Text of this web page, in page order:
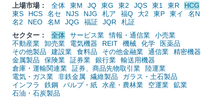
上場市場：
全体 東M JQ 東G 東2 JQS 東1 東R
HCG
東S
HCS 名セ NJS NJG 札ア 福Q 大2 東P 東イ
名N
名2
NEO 名M JQG 福証 JQR
札証
セクター：
全体 サービス業 情報・通信業
小売業
不動産業
卸売業 電気機器 REIT 機械 化学
医薬品
その他製品
建設業 食料品 その他金融業 通信業
精密機器
金属製品
保険業 証券業 銀行業
輸送用機器
倉庫・運輸関連業
証券、商品先物取引業
陸運業
電気・ガス業
非鉄金属 繊維製品
ガラス・土石製品
インフラ
鉄鋼 パルプ・紙 水産・農林業 空運業
鉱業
石油・石炭製品